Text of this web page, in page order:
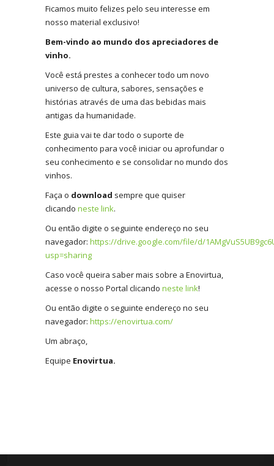
Ficamos muito felizes pelo seu interesse em
nosso material exclusivo!
Bem-vindo ao mundo dos apreciadores de
vinho.
Você está prestes a conhecer todo um novo
universo de cultura, sabores, sensações e
histórias através de uma das bebidas mais
antigas da humanidade.
Este guia vai te dar todo o suporte de
conhecimento para você iniciar ou aprofundar o
seu conhecimento e se consolidar no mundo dos
vinhos.
Faça o download sempre que quiser
clicando neste link.
Ou então digite o seguinte endereço no seu
navegador: https://drive.google.com/file/d/
usp=sharing
Caso você queira saber mais sobre a Enovirtua,
acesse o nosso Portal clicando neste link!
Ou então digite o seguinte endereço no seu
navegador: https://enovirtua.com/
Um abraço,
Equipe Enovirtua.